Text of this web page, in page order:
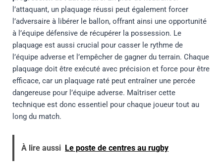
l’attaquant, un plaquage réussi peut également forcer
l’adversaire à libérer le ballon, offrant ainsi une opportunité
à l’équipe défensive de récupérer la possession. Le
plaquage est aussi crucial pour casser le rythme de
l’équipe adverse et l’empêcher de gagner du terrain. Chaque
plaquage doit être exécuté avec précision et force pour être
efficace, car un plaquage raté peut entraîner une percée
dangereuse pour l’équipe adverse. Maîtriser cette
technique est donc essentiel pour chaque joueur tout au
long du match.
À lire aussi Le poste de centres au rugby